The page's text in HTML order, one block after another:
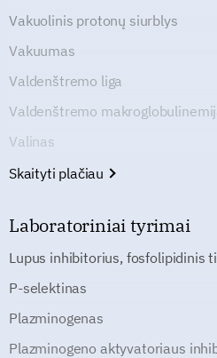
Vakuolinis protonų siurblys
Vakuumas
Valdenštremo liga
Valdenštremo
Valinas
Skaityti plačiau
Laboratoriniai tyrimai
Lupus inhibitorius, fosfolipidinis
P-selektinas
Plazminogenas
Plazminogeno aktyvatoriaus